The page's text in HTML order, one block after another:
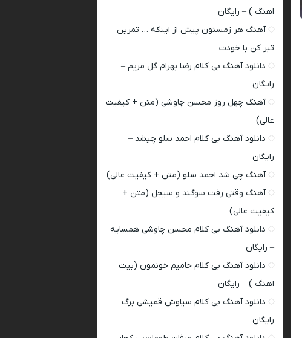
اهنگ ) – رایگان
آهنگ هر زمستون پیش از اینکه … تمرین
تبر کن با خودت
دانلود آهنگ بی کلام رضا بهرام گل مریم –
رایگان
آهنگ چهل روز محسن چاوشی (متن + کیفیت
عالی)
دانلود آهنگ بی کلام احمد سلو چیشد –
رایگان
آهنگ چی شد احمد سلو (متن + کیفیت عالی)
آهنگ وقتی رفت سوگند و سیجل (متن +
کیفیت عالی)
دانلود آهنگ بی کلام محسن چاوشی همسایه
– رایگان
دانلود آهنگ بی کلام حامیم خونمون (بیت
اهنگ ) – رایگان
دانلود آهنگ بی کلام سیاوش قمیشی برگ –
رایگان